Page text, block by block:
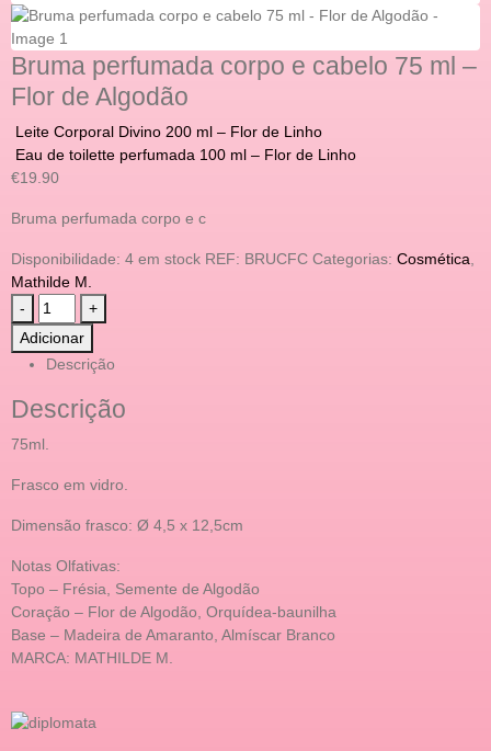
Bruma perfumada corpo e cabelo 75 ml –
Flor de Algodão
Leite Corporal Divino 200 ml – Flor de Linho
Eau de toilette perfumada 100 ml – Flor de Linho
€19.90
Bruma perfumada corpo e c
Disponibilidade: 4 em stock REF: BRUCFC Categorias: Cosmética
Mathilde M.
-
+
Adicionar
Descrição
Descrição
75ml.
Frasco em vidro.
Dimensão frasco: Ø 4,5 x 12,5cm
Notas Olfativas:
Topo – Frésia, Semente de Algodão
Coração – Flor de Algodão, Orquídea-baunilha
Base – Madeira de Amaranto, Almíscar Branco
MARCA: MATHILDE M.